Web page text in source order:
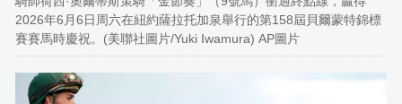
2026年6月6日周六在紐約薩拉托加泉舉行的第158屆貝爾蒙特錦標
賽賽馬時慶祝。(美聯社圖片/Yuki Iwamura) AP圖片